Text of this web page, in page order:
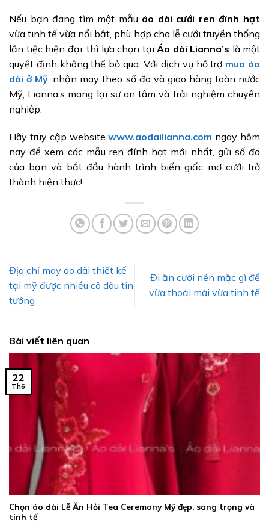
Nếu bạn đang tìm một mẫu áo dài cưới ren đính hạt
vừa tinh tế vừa nổi bật, phù hợp cho lễ cưới truyền thống
lẫn tiệc hiện đại, thì lựa chọn tại Áo dài Lianna’s là một
quyết định không thể bỏ qua. Với dịch vụ hỗ trợ mua áo
dài ở Mỹ , nhận may theo số đo và giao hàng toàn nước
Mỹ, Lianna’s mang lại sự an tâm và trải nghiệm chuyên
nghiệp.
Hãy truy cập website www.aodailianna.com ngay hôm
nay để xem các mẫu ren đính hạt mới nhất, gửi số đo
của bạn và bắt đầu hành trình biến giấc mơ cưới trở
thành hiện thực!
Địa chỉ may áo dài thiết kế
tại mỹ được nhiều cô dâu tin
tưởng
Đi ăn cưới nên mặc gì để
vừa thoải mái vừa tinh tế
Bài viết liên quan
Chọn áo dài Lễ Ăn Hỏi Tea Ceremony Mỹ đẹp, sang trọng và
tinh tế
22
Th6